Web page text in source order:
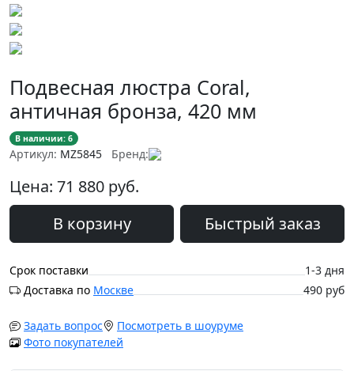
Подвесная люстра Coral,
античная бронза, 420 мм
В наличии: 6
Артикул: MZ5845 Бренд:
Цена: 71 880 руб.
В корзину
Быстрый заказ
Срок поставки
1-3 дня
Доставка по Москве 490 руб
Задать вопрос
Посмотреть в шоуруме
Фото покупателей